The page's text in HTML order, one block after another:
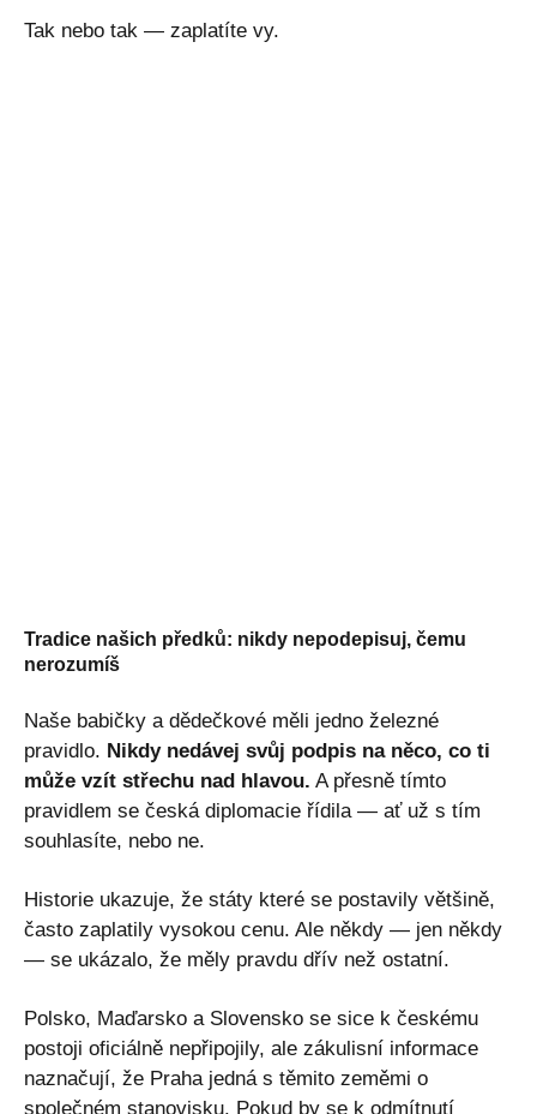
Tak nebo tak — zaplatíte vy.
Tradice našich předků: nikdy nepodepisuj, čemu
nerozumíš
Naše babičky a dědečkové měli jedno železné
pravidlo. Nikdy nedávej svůj podpis na něco, co ti
může vzít střechu nad hlavou. A přesně tímto
pravidlem se česká diplomacie řídila — ať už s tím
souhlasíte, nebo ne.
Historie ukazuje, že státy které se postavily většině,
často zaplatily vysokou cenu. Ale někdy — jen někdy
— se ukázalo, že měly pravdu dřív než ostatní.
Polsko, Maďarsko a Slovensko se sice k českému
postoji oficiálně nepřipojily, ale zákulisní informace
naznačují, že Praha jedná s těmito zeměmi o
společném stanovisku. Pokud by se k odmítnutí